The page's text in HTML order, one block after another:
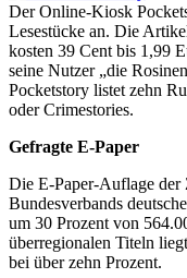
Der Online-Kiosk
Lesestücke an. Die
kosten 39 Cent bis 1,99
seine Nutzer „die
Pocketstory listet zehn
oder Crimestories.
Gefragte E-Paper
Die E-Paper-Auflage der
Bundesverbands
um 30 Prozent von
überregionalen Titeln
bei über zehn Prozent.